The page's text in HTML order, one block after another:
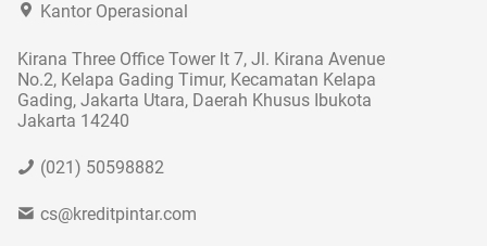
Kantor Operasional
Kirana Three Office Tower lt 7, Jl. Kirana Avenue
No.2, Kelapa Gading Timur, Kecamatan Kelapa
Gading, Jakarta Utara, Daerah Khusus Ibukota
Jakarta 14240
(021) 50598882
cs@kreditpintar.com